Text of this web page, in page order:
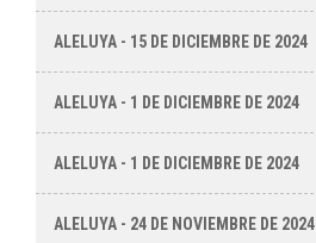
ALELUYA - 15 DE DICIEMBRE DE 2024
ALELUYA - 1 DE DICIEMBRE DE 2024
ALELUYA - 1 DE DICIEMBRE DE 2024
ALELUYA - 24 DE NOVIEMBRE DE 2024